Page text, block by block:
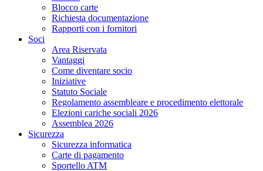
Blocco carte
Richiesta documentazione
Rapporti con i fornitori
Soci
Area Riservata
Vantaggi
Come diventare socio
Iniziative
Statuto Sociale
Regolamento assembleare e procedimento elettorale
Elezioni cariche sociali 2026
Assemblea 2026
Sicurezza
Sicurezza informatica
Carte di pagamento
Sportello ATM